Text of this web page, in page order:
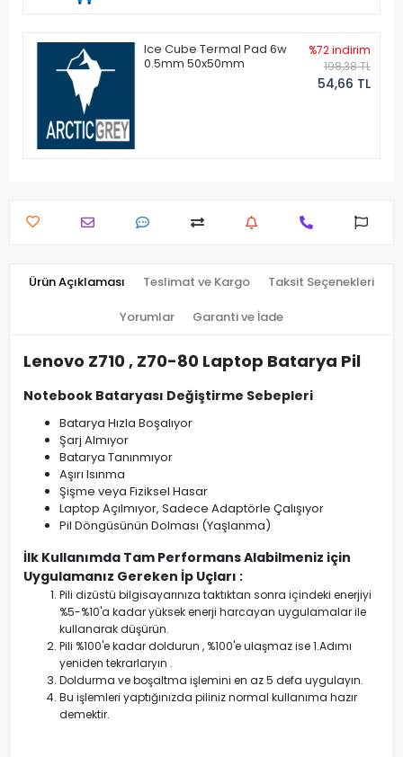
Ice Cube Termal Pad 6w
0.5mm 50x50mm
%72 indirim
198,38 TL
54,66 TL
Ürün Açıklaması Teslimat ve Kargo Taksit Seçenekleri
Yorumlar Garanti ve İade
Lenovo Z710 , Z70-80 Laptop Batarya Pil
Notebook Bataryası Değiştirme Sebepleri
Batarya Hızla Boşalıyor
Şarj Almıyor
Batarya Tanınmıyor
Aşırı Isınma
Şişme veya Fiziksel Hasar
Laptop Açılmıyor, Sadece Adaptörle Çalışıyor
Pil Döngüsünün Dolması (Yaşlanma)
İlk Kullanımda Tam Performans Alabilmeniz için
Uygulamanız Gereken İp Uçları :
Pili dizüstü bilgisayarınıza taktıktan sonra içindeki enerjiyi
%5-%10'a kadar yüksek enerji harcayan uygulamalar ile
kullanarak düşürün.
Pili %100'e kadar doldurun , %100'e ulaşmaz ise 1.Adımı
yeniden tekrarlaryın .
Doldurma ve boşaltma işlemini en az 5 defa uygulayın.
Bu işlemleri yaptığınızda piliniz normal kullanıma hazır
demektir.